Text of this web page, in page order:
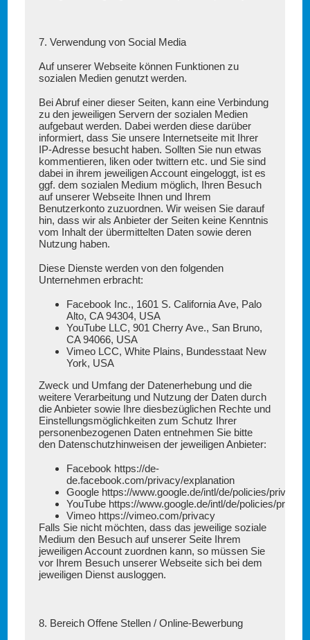
7. Verwendung von Social Media
Auf unserer Webseite können Funktionen zu
sozialen Medien genutzt werden.
Bei Abruf einer dieser Seiten, kann eine Verbindung
zu den jeweiligen Servern der sozialen Medien
aufgebaut werden. Dabei werden diese darüber
informiert, dass Sie unsere Internetseite mit Ihrer
IP-Adresse besucht haben. Sollten Sie nun etwas
kommentieren, liken oder twittern etc. und Sie sind
dabei in ihrem jeweiligen Account eingeloggt, ist es
ggf. dem sozialen Medium möglich, Ihren Besuch
auf unserer Webseite Ihnen und Ihrem
Benutzerkonto zuzuordnen. Wir weisen Sie darauf
hin, dass wir als Anbieter der Seiten keine Kenntnis
vom Inhalt der übermittelten Daten sowie deren
Nutzung haben.
Diese Dienste werden von den folgenden
Unternehmen erbracht:
Facebook Inc., 1601 S. California Ave, Palo
Alto, CA 94304, USA
YouTube LLC, 901 Cherry Ave., San Bruno,
CA 94066, USA
Vimeo LCC, White Plains, Bundesstaat New
York, USA
Zweck und Umfang der Datenerhebung und die
weitere Verarbeitung und Nutzung der Daten durch
die Anbieter sowie Ihre diesbezüglichen Rechte und
Einstellungsmöglichkeiten zum Schutz Ihrer
personenbezogenen Daten entnehmen Sie bitte
den Datenschutzhinweisen der jeweiligen Anbieter:
Facebook https://de-
de.facebook.com/privacy/explanation
Google https://www.google.de/intl/de/policies/privacy/
YouTube https://www.google.de/intl/de/policies/
Vimeo https://vimeo.com/privacy
Falls Sie nicht möchten, dass das jeweilige soziale
Medium den Besuch auf unserer Seite Ihrem
jeweiligen Account zuordnen kann, so müssen Sie
vor Ihrem Besuch unserer Webseite sich bei dem
jeweiligen Dienst ausloggen.
8. Bereich Offene Stellen / Online-Bewerbung